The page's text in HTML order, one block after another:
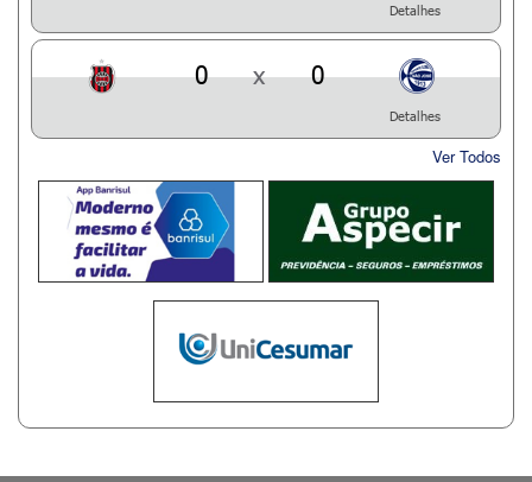
Detalhes
0 x 0
Detalhes
Ver Todos